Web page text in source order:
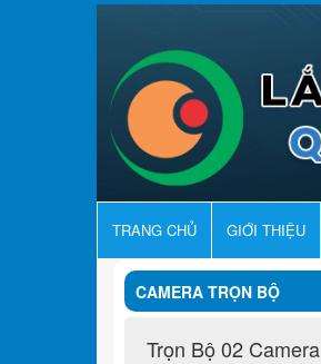
TRANG CHỦ GIỚI THIỆU
CAMERA TRỌN BỘ
Trọn Bộ 02 Camera